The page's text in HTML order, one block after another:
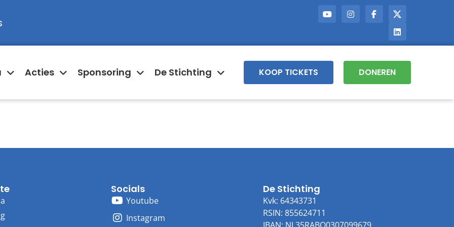
Acties Sponsoring De Stichting KOOP TICKETS DONEREN
Socials
Youtube
Instagram
De Stichting
Kvk: 64343731
RSIN: 855624711